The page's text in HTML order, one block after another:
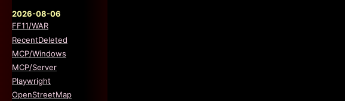
2026-08-06
FF11/WAR
RecentDeleted
MCP/Windows
MCP/Server
Playwright
OpenStreetMap